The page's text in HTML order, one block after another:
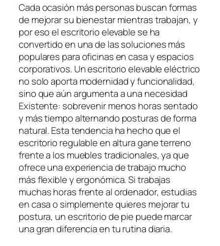
Cada ocasión más personas buscan formas
de mejorar su bienestar mientras trabajan, y
por eso el escritorio elevable se ha
convertido en una de las soluciones más
populares para oficinas en casa y espacios
corporativos. Un escritorio elevable eléctrico
no solo aporta modernidad y funcionalidad,
sino que aún argumenta a una necesidad
Existente: sobrevenir menos horas sentado
y más tiempo alternando posturas de forma
natural. Esta tendencia ha hecho que el
escritorio regulable en altura gane terreno
frente a los muebles tradicionales, ya que
ofrece una experiencia de trabajo mucho
más flexible y ergonómica. Si trabajas
muchas horas frente al ordenador, estudias
en casa o simplemente quieres mejorar tu
postura, un escritorio de pie puede marcar
una gran diferencia en tu rutina diaria.